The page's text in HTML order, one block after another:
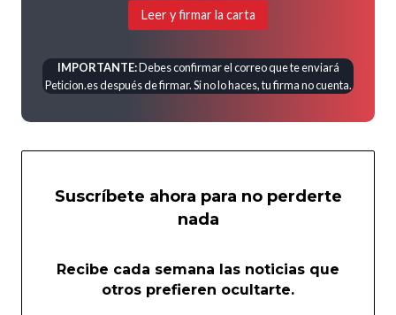
Leer y firmar la carta
IMPORTANTE:Debes confirmar el correo que te enviará
Peticion.es después de firmar. Si no lo haces, tu firma no cuenta.
Suscríbete ahora para no perderte
nada
Recibe cada semana las noticias que
otros prefieren ocultarte.